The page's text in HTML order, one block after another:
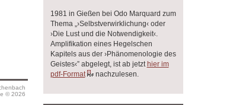
© 2026
1981 in Gießen bei Odo Marquard zum
Thema „›Selbstverwirklichung‹ oder
›Die Lust und die Notwendigkeit‹.
Amplifikation eines Hegelschen
Kapitels aus der ›Phänomenologie des
Geistes‹” abgelegt, ist ab jetzt hier im
pdf-Format
nachzulesen.